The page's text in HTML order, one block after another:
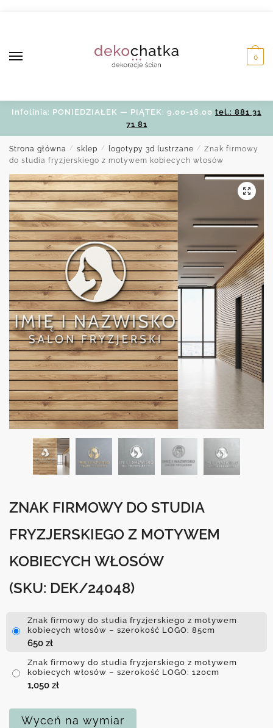
0
Infolinia: PONIEDZIAŁEK — PIĄTEK: 9.00-16.00 tel.: 881 31
71 81
Strona główna / sklep / logotypy 3d lustrzane / Znak firmowy
do studia fryzjerskiego z motywem kobiecych włosów
ZNAK FIRMOWY DO STUDIA
FRYZJERSKIEGO Z MOTYWEM
KOBIECYCH WŁOSÓW
(SKU: DEK/24048)
Znak firmowy do studia fryzjerskiego z motywem
kobiecych włosów – szerokość LOGO: 85cm
650 zł
Znak firmowy do studia fryzjerskiego z motywem
kobiecych włosów – szerokość LOGO: 120cm
1,050 zł
Wyceń na wymiar